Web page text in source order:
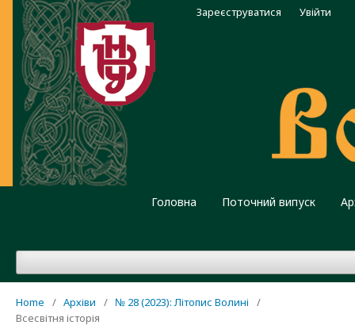
Головна Поточний випуск
Зареєструватися Увійти
Home / Архіви / № 28 (2023): Літопис Волині
/
Всесвітня історія